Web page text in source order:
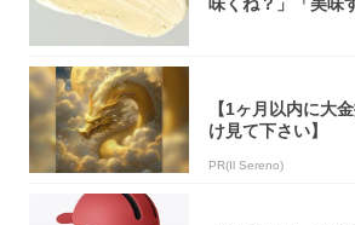
【1ヶ月以内に大
け見て下さい】
PR(Il Sereno)